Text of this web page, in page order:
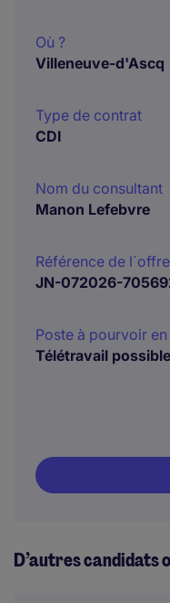
Où ?
Villeneuve-d'Ascq
Type de contrat
CDI
Nom du consultant
Manon Lefebvre
Référence de l´offre
JN-072026-
Poste à pourvoir en
Télétravail possible
D’autres candidats